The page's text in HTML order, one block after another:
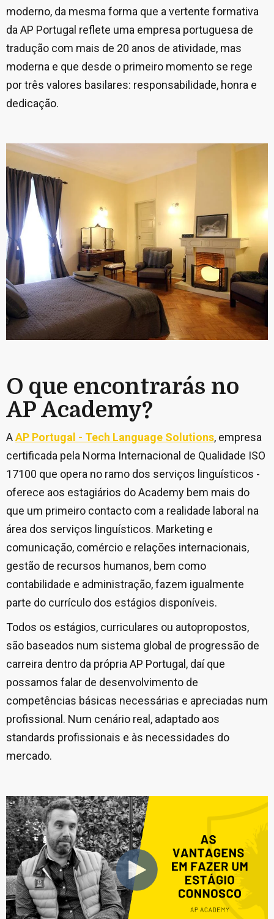
moderno, da mesma forma que a vertente formativa
da AP Portugal reflete uma empresa portuguesa de
tradução com mais de 20 anos de atividade, mas
moderna e que desde o primeiro momento se rege
por três valores basilares: responsabilidade, honra e
dedicação.
O que encontrarás no
AP Academy?
AAP Portugal - Tech Language Solutions, empresa
certificada pela Norma Internacional de Qualidade ISO
17100 que opera no ramo dos serviços linguísticos -
oferece aos estagiários do Academy bem mais do
que um primeiro contacto com a realidade laboral na
área dos serviços linguísticos. Marketing e
comunicação, comércio e relações internacionais,
gestão de recursos humanos, bem como
contabilidade e administração, fazem igualmente
parte do currículo dos estágios disponíveis.
Todos os estágios, curriculares ou autopropostos,
são baseados num sistema global de progressão de
carreira dentro da própria AP Portugal, daí que
possamos falar de desenvolvimento de
competências básicas necessárias e apreciadas num
profissional. Num cenário real, adaptado aos
standards profissionais e às necessidades do
mercado.